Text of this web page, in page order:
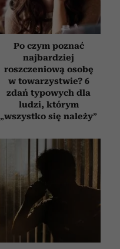
Po czym poznać
najbardziej
roszczeniową osobę
w towarzystwie? 6
zdań typowych dla
ludzi, którym
„wszystko się należy”